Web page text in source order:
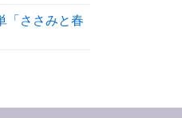
「ささみと春